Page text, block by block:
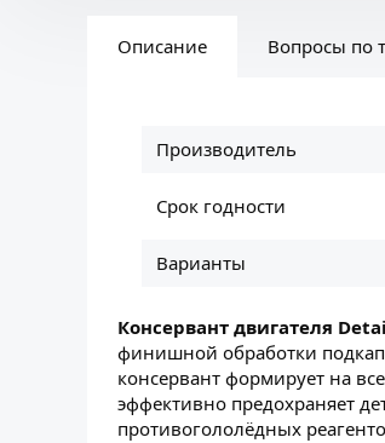
Описание Вопросы по
Производитель
Срок годности
Варианты
Консервант двигателя
финишной обработки
консервант формирует на
эффективно предохраняет
противогололёдных